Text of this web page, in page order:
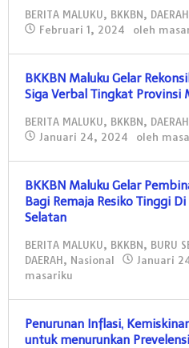
BERITA MALUKU, BKKBN, DAERAH
Februari 1, 2024
oleh
BKKBN Maluku Gelar
Siga Verbal Tingkat Provinsi
BERITA MALUKU, BKKBN, DAERAH
Januari 24, 2024
oleh
BKKBN Maluku Gelar
Bagi Remaja Resiko Tinggi Di
Selatan
BERITA MALUKU, BKKBN, BURU
DAERAH, Nasional Januari
masariku
Penurunan Inflasi,
untuk menurunkan